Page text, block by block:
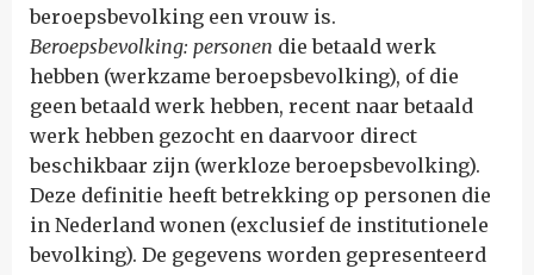
beroepsbevolking een vrouw is.
Beroepsbevolking: personen die betaald werk
hebben (werkzame beroepsbevolking), of die
geen betaald werk hebben, recent naar betaald
werk hebben gezocht en daarvoor direct
beschikbaar zijn (werkloze beroepsbevolking).
Deze definitie heeft betrekking op personen die
in Nederland wonen (exclusief de institutionele
bevolking). De gegevens worden gepresenteerd